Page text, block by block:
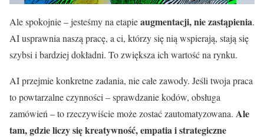
Ale spokojnie – jesteśmy na etapieaugmentacji, nie zastąpienia.
AI usprawnia naszą pracę, a ci, którzy się nią wspierają, stają się
szybsi i bardziej dokładni. To zwiększa ich wartość na rynku.
AI przejmie konkretne zadania, nie całe zawody. Jeśli twoja praca
to powtarzalne czynności – sprawdzanie kodów, obsługa
zamówień – to rzeczywiście może zostać zautomatyzowana. Ale
tam, gdzie liczy się kreatywność, empatia i strategiczne